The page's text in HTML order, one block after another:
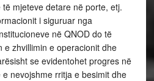
mjeteve detare në porte, etj.
i siguruar nga
në QNOD do të
e zhvillimin e operacionit dhe
se evidentohet progres në
nevojshme rritja e besimit dhe